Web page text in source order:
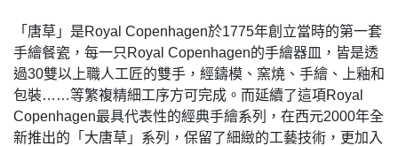
「唐草」是Royal Copenhagen於1775年創立當時的第一套
手繪餐瓷，每一只Royal Copenhagen的手繪器皿，皆是透
過30雙以上職人工匠的雙手，經鑄模、窯燒、手繪、上釉和
包裝……等繁複精細工序方可完成。而延續了這項Royal
Copenhagen最具代表性的經典手繪系列，在西元2000年全
新推出的「大唐草」系列，保留了細緻的工藝技術，更加入